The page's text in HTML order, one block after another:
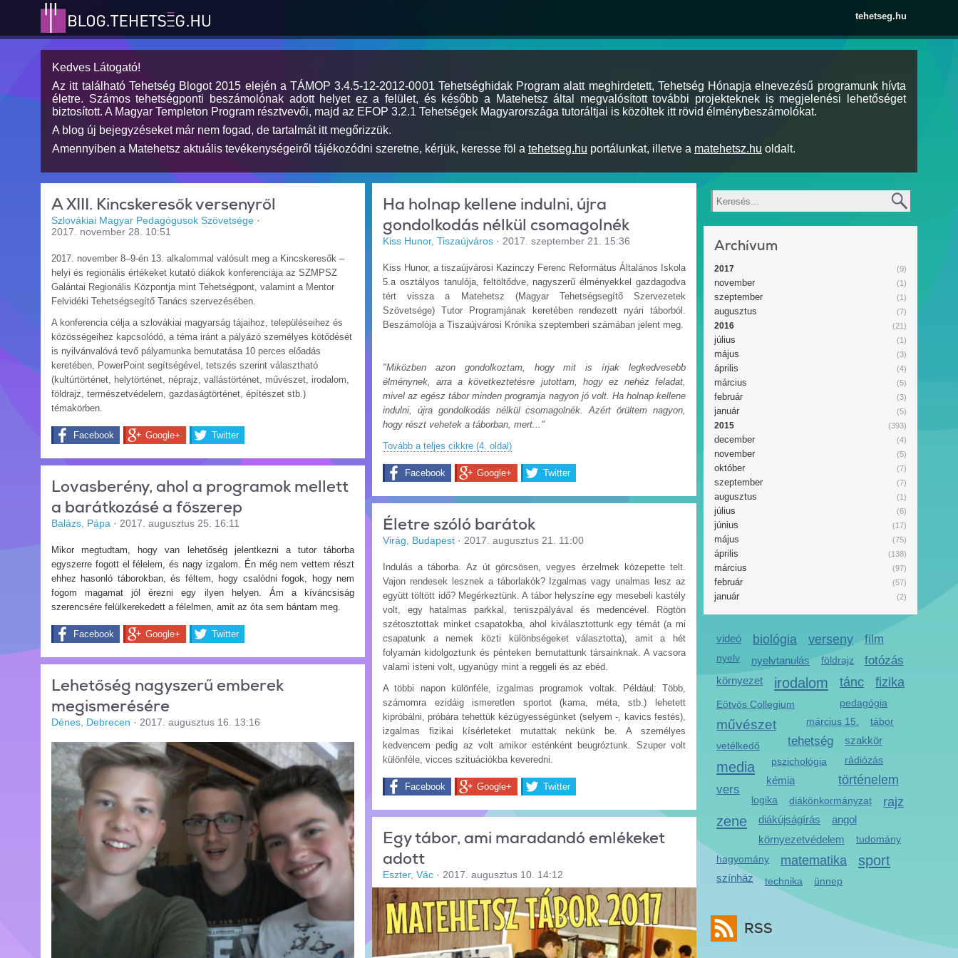
tehetseg.hu
Kedves Látogató!
Az itt található Tehetség Blogot 2015 elején a TÁMOP 3.4.5-12-2012-0001 Tehetséghidak Program alatt meghirdetett, Tehetség Hónapja elnevezésű programunk hívta
életre. Számos tehetségponti beszámolónak adott helyet ez a felület, és később a Matehetsz által megvalósított további projekteknek is megjelenési lehetőséget
biztosított. A Magyar Templeton Program résztvevői, majd az EFOP 3.2.1 Tehetségek Magyarországa tutoráltjai is közöltek itt rövid élménybeszámolókat.
A blog új bejegyzéseket már nem fogad, de tartalmát itt megőrizzük.
Amennyiben a Matehetsz aktuális tevékenységeiről tájékozódni szeretne, kérjük, keresse föl a tehetseg.hu portálunkat, illetve a matehetsz.hu oldalt.
A XIII. Kincskeresők versenyről
Szlovákiai Magyar Pedagógusok Szövetsége ·
2017. november 28. 10:51
2017. november 8–9-én 13. alkalommal valósult meg a Kincskeresők –
helyi és regionális értékeket kutató diákok konferenciája az SZMPSZ
Galántai Regionális Központja mint Tehetségpont, valamint a Mentor
Felvidéki Tehetségsegítő Tanács szervezésében.
A konferencia célja a szlovákiai magyarság tájaihoz, településeihez és
közösségeihez kapcsolódó, a téma iránt a pályázó személyes kötődését
is nyilvánvalóvá tevő pályamunka bemutatása 10 perces előadás
keretében, PowerPoint segítségével, tetszés szerint választható
(kultúrtörténet, helytörténet, néprajz, vallástörténet, művészet, irodalom,
földrajz, természetvédelem, gazdaságtörténet, építészet stb.)
témakörben.
Facebook Google+ Twitter
Ha holnap kellene indulni, újra
gondolkodás nélkül csomagolnék
Kiss Hunor, Tiszaújváros · 2017. szeptember 21. 15:36
Kiss Hunor, a tiszaújvárosi Kazinczy Ferenc Református Általános Iskola
5.a osztályos tanulója, feltöltődve, nagyszerű élményekkel gazdagodva
tért vissza a Matehetsz (Magyar Tehetségsegítő Szervezetek
Szövetsége) Tutor Programjának keretében rendezett nyári táborból.
Beszámolója a Tiszaújvárosi Krónika szeptemberi számában jelent meg.
"Miközben azon gondolkoztam, hogy mit is írjak legkedvesebb
élménynek, arra a következtetésre jutottam, hogy ez nehéz feladat,
mivel az egész tábor minden programja nagyon jó volt. Ha holnap kellene
indulni, újra gondolkodás nélkül csomagolnék. Azért örültem nagyon,
hogy részt vehetek a táborban, mert..."
Tovább a teljes cikkre (4. oldal)
Facebook Google+ Twitter
Lovasberény, ahol a programok mellett
a barátkozásé a főszerep
Balázs, Pápa · 2017. augusztus 25. 16:11
Mikor megtudtam, hogy van lehetőség jelentkezni a tutor táborba
egyszerre fogott el félelem, és nagy izgalom. Én még nem vettem részt
ehhez hasonló táborokban, és féltem, hogy csalódni fogok, hogy nem
fogom magamat jól érezni egy ilyen helyen. Ám a kíváncsiság
szerencsére felülkerekedett a félelmen, amit az óta sem bántam meg.
Facebook Google+ Twitter
Életre szóló barátok
Virág, Budapest · 2017. augusztus 21. 11:00
Indulás a táborba. Az út görcsösen, vegyes érzelmek közepette telt.
Vajon rendesek lesznek a táborlakók? Izgalmas vagy unalmas lesz az
együtt töltött idő? Megérkeztünk. A tábor helyszíne egy mesebeli kastély
volt, egy hatalmas parkkal, teniszpályával és medencével. Rögtön
szétosztottak minket csapatokba, ahol kiválasztottunk egy témát (a mi
csapatunk a nemek közti különbségeket választotta), amit a hét
folyamán kidolgoztunk és pénteken bemutattunk társainknak. A vacsora
valami isteni volt, ugyanúgy mint a reggeli és az ebéd.
A többi napon különféle, izgalmas programok voltak. Például: Több,
számomra ezidáig ismeretlen sportot (kama, méta, stb.) lehetett
kipróbálni, próbára tehettük kézügyességünket (selyem -, kavics festés),
izgalmas fizikai kísérleteket mutattak nekünk be. A személyes
kedvencem pedig az volt amikor esténként beugróztunk. Szuper volt
különféle, vicces szituációkba keveredni.
Facebook Google+ Twitter
Lehetőség nagyszerű emberek
megismerésére
Dénes, Debrecen · 2017. augusztus 16. 13:16
Egy tábor, ami maradandó emlékeket
adott
Eszter, Vác · 2017. augusztus 10. 14:12
Keresés
Archívum
(9)
2017
(1)
november
(1)
szeptember
(7)
augusztus
(21)
2016
(1)
július
(3)
május
(4)
április
(5)
március
(3)
február
(5)
január
(393)
2015
(4)
december
(5)
november
(7)
október
(7)
szeptember
(1)
augusztus
(6)
július
(17)
június
(75)
május
(138)
április
(97)
március
(57)
február
(2)
január
videó biológia verseny
film
fotózás
nyelv
nyelvtanulás
környezet
irodalom tánc
Eötvös Collegium
pedagógia
március 15.
művészet
tehetség szakkör
vetélkedő
fizika
rádiózás
pszichológia
media
történelem
földrajz
kémia
vers
tábor
logika diákönkormányzat rajz
zene
diákújságírás
környezetvédelem
angol
hagyomány
tudomány
matematika sport
színház technika ünnep
RSS